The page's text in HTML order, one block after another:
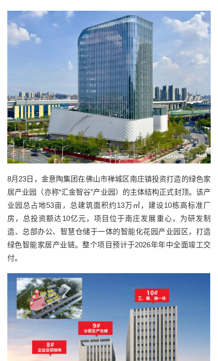
8月23日，金意陶集团在佛山市禅城区南庄镇投资打造的绿色家
居产业园（亦称“汇金智谷”产业园）的主体结构正式封顶。该产
业园总占地53亩，总建筑面积约13万㎡，建设10栋高标准厂
房，总投资额达10亿元，项目位于南庄发展重心，为研发制
造、总部办公、智慧仓储于一体的智能化花园产业园区，打造
绿色智能家居产业链。整个项目预计于2026年年中全面竣工交
付。